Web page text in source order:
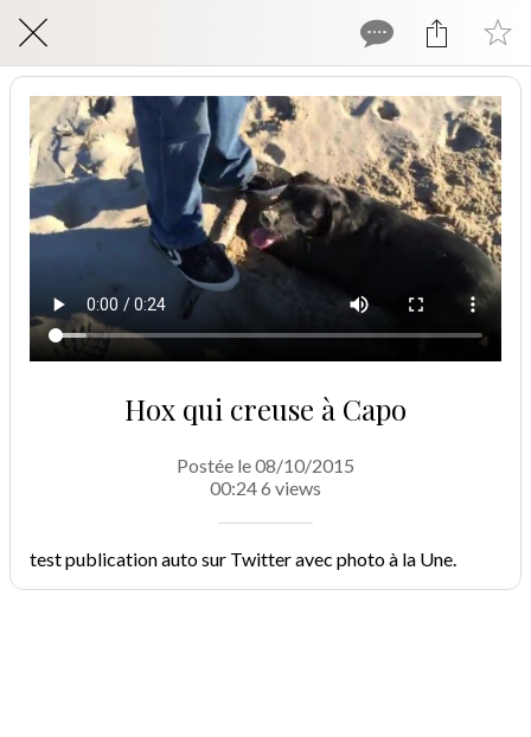
Hox qui creuse à Capo
Postée le 08/10/2015
00:24 6 views
test publication auto sur Twitter avec photo à la Une.